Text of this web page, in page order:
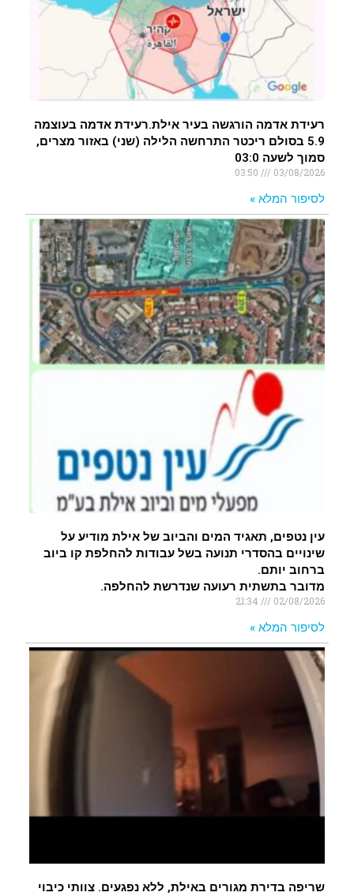
רעידת אדמה הורגשה בעיר אילת.רעידת אדמה בעוצמה
5.9 בסולם ריכטר התרחשה הלילה (שני) באזור מצרים,
סמוך לשעה 03:0
03/08/2026
לסיפור המלא »
עין נטפים, תאגיד המים והביוב של אילת מודיע על
שינויים בהסדרי תנועה בשל עבודות להחלפת קו ביוב
ברחוב יותם.
מדובר בתשתית רעועה שנדרשת להחלפה.
02/08/2026
לסיפור המלא »
שריפה בדירת מגורים באילת, ללא נפגעים. צוותי כיבוי